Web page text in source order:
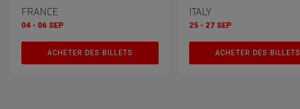
FRANCE
04 - 06 SEP
ACHETER DES BILLETS
ITALY
25 - 27 SEP
ACHETER DES BILLETS